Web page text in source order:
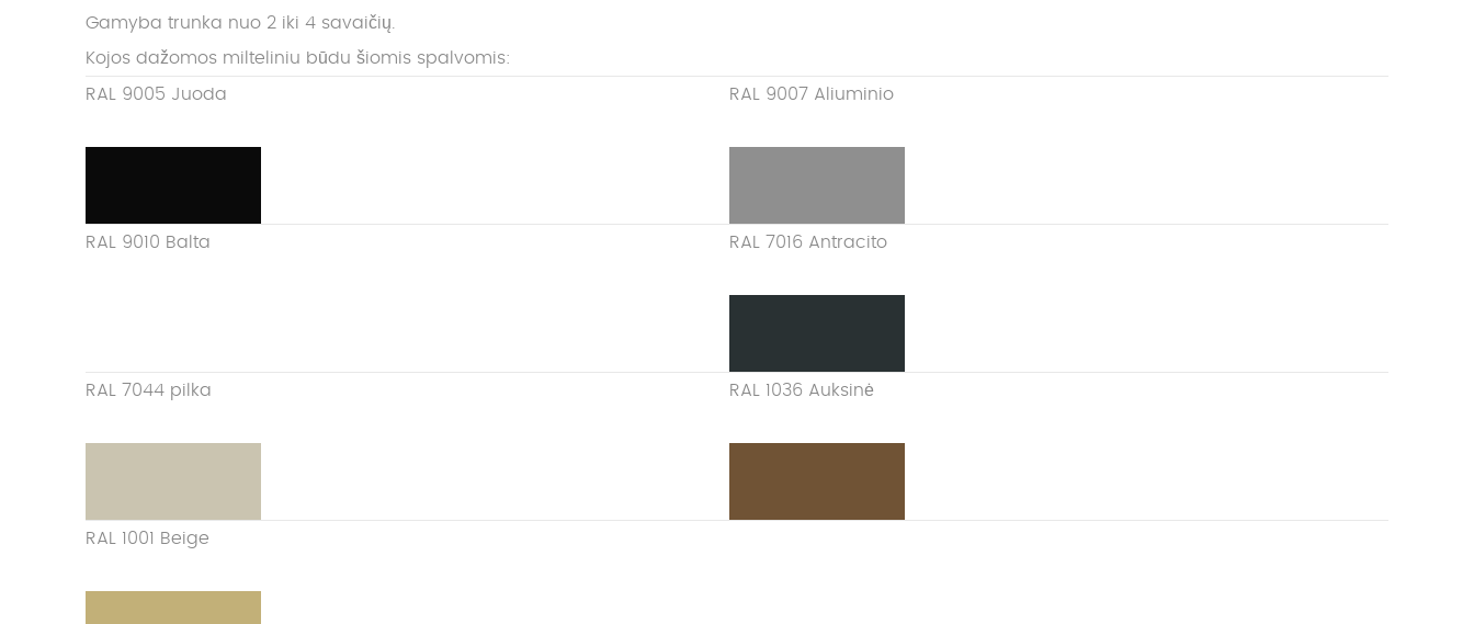
Gamyba trunka nuo 2 iki 4 savaičių.
Kojos dažomos milteliniu būdu šiomis spalvomis:
RAL 9005 Juoda RAL 9007 Aliuminio
RAL 9010 Balta RAL 7016 Antracito
RAL 7044 pilka RAL 1036 Auksinė
RAL 1001 Beige